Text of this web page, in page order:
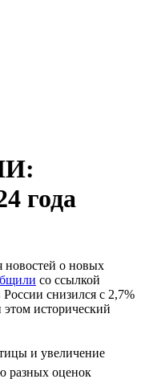
года
новостей о новых
со ссылкой
России снизился с 2,7%
исторический
и увеличение
разных оценок